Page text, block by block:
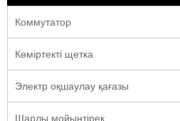
Коммутатор
Көміртекті щетка
Электр оқшаулау қағазы
Шарлы мойынтірек